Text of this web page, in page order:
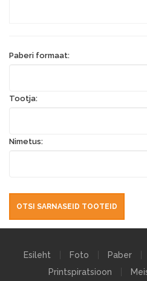
Paberi formaat:
Tootja:
Nimetus:
Esileht Foto Paber
Printspiratsioon